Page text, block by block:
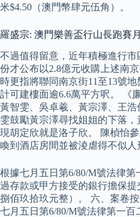
米$4.50（澳門幣肆元伍角）。
羅盛宗: 澳門樂善盃行山長跑賽
不過值得留意，近年積極進行
份才公布以2.8億元收購上述南
時更指將聯同南京街11至13號
計可建樓面逾6.6萬平方呎。 《
黃智雯、吳卓羲、黃宗澤、王
雯鼓勵黃宗澤尋找姐姐的下落
現胡定欣就是洛子欣。 陳楨怡
喚到酒店房間並被淩虐得不似人
根據七月五日第6/80/M號法律
過存款或甲方接受的銀行擔保提
捌佰玖拾玖元整）。 六、案卷
七月五日第6/80/M號法律第一